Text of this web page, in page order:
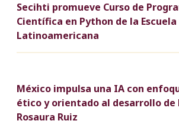
Secihti promueve Curso de
Científica en Python de la Escuela
Latinoamericana
México impulsa una IA con
ético y orientado al desarrollo de
Rosaura Ruiz